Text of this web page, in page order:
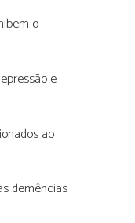
o
e
ao
demências